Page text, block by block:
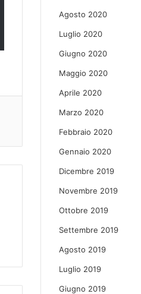
Agosto 2020
Luglio 2020
Giugno 2020
Maggio 2020
Aprile 2020
Marzo 2020
Febbraio 2020
Gennaio 2020
Dicembre 2019
Novembre 2019
Ottobre 2019
Settembre 2019
Agosto 2019
Luglio 2019
Giugno 2019